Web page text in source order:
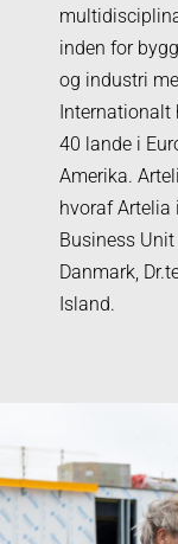
inden for
og industri
Internationalt
40 lande i
Amerika.
hvoraf Artelia
Business
Danmark,
Island.